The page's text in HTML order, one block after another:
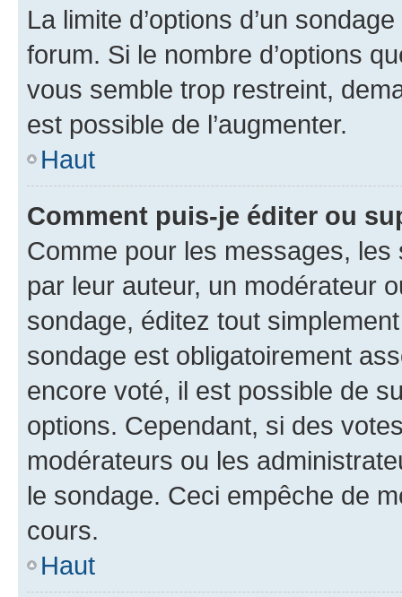
La limite d’options d’un
forum. Si le nombre d’options
vous semble trop restreint,
est possible de l’augmenter.
Haut
Comment puis-je éditer ou
Comme pour les messages,
par leur auteur, un modérateur
sondage, éditez tout
sondage est obligatoirement
encore voté, il est possible de
options. Cependant, si des
modérateurs ou les
le sondage. Ceci empêche de
cours.
Haut